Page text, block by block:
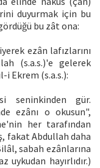
duyurmak için bu
bu zât ona:
ezân lafızlarını
(s.a.s.)'e gelerek
i Ekrem (s.a.s.):
seninkinden gür.
ezânı o okusun",
her tarafından
fakat Abdullah daha
sabah ezânlarına
hayırlıdır.)